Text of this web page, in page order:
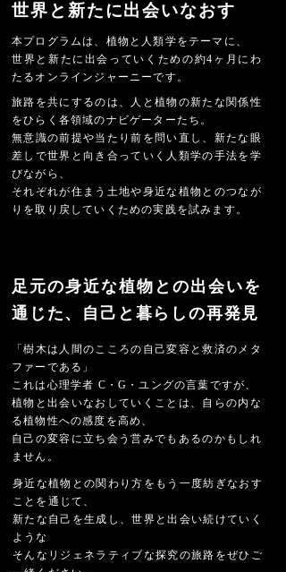
足元の身近な植物との出会いを
通じた、自己と暮らしの再発見
「樹木は人間のこころの自己変容と救済のメタ
ファーである」
これは心理学者 C・G・ユングの言葉ですが、
植物と出会いなおしていくことは、自らの内な
る植物性への感度を高め、
自己の変容に立ち会う営みでもあるのかもしれ
ません。
身近な植物との関わり方をもう一度紡ぎなおす
ことを通じて、
新たな自己 を生成し、世界と出会い続けていく
ような
そんなリジェネラティブな探究の旅路をぜひご
世界と新たに出会いなおす
本プログラムは、植物と人類学をテーマに、
世界と新たに出会っていくための約4ヶ月にわ
たるオンラインジャーニーです。
旅路を共にするのは、人と植物の新たな関係性
をひらく各領域のナビゲーターたち。
無意識の前提や当たり前を問い直し、新たな眼
差しで世界と向き合っていく人類学の手法を学
びながら、
それぞれが住まう土地や身近な植物とのつなが
りを取り戻していくための実践を試みます。